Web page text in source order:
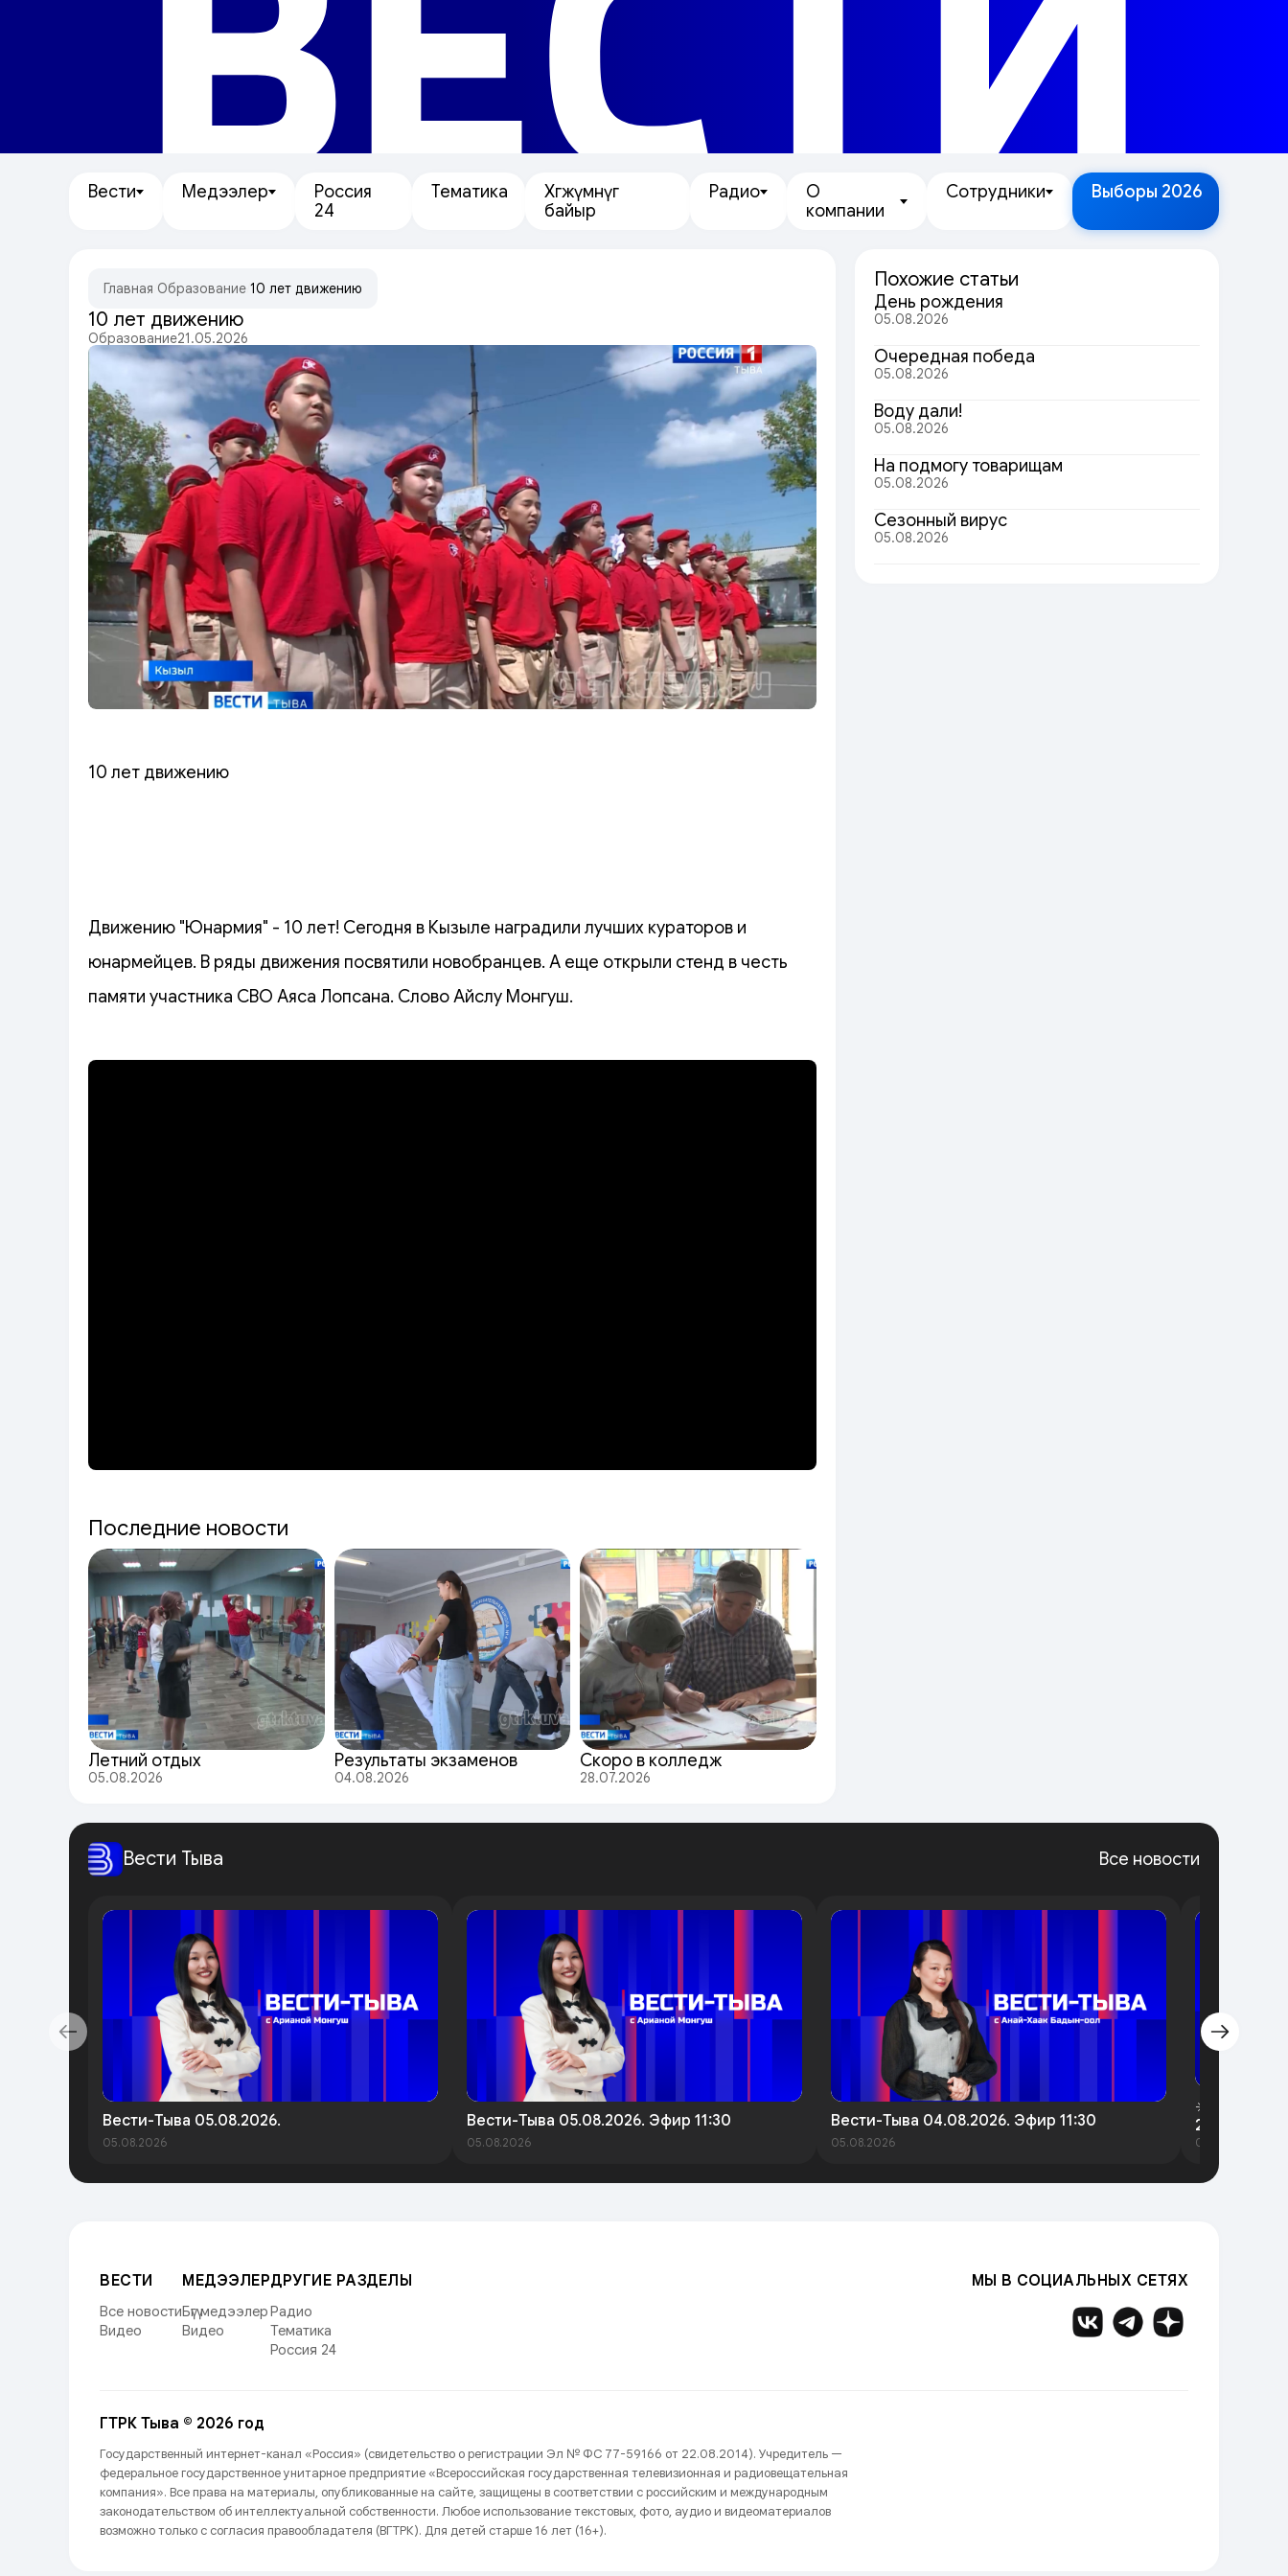
ВЕСТИ
Вести Медээлер
Россия
24
Тематика
Хөгжүмнүг
байыр
Радио
О
компании
Сотрудники Выборы 2026
Главная Образование 10 лет движению
10 лет движению
Образование21.05.2026
10 лет движению
Движению "Юнармия" - 10 лет! Сегодня в Кызыле наградили лучших кураторов и
юнармейцев. В ряды движения посвятили новобранцев. А еще открыли стенд в честь
памяти участника СВО Аяса Лопсана. Слово Айслу Монгуш.
Последние новости
Летний отдых
05.08.2026
Результаты экзаменов
04.08.2026
Скоро в колледж
28.07.2026
Похожие статьи
День рождения
05.08.2026
Очередная победа
05.08.2026
Воду дали!
05.08.2026
На подмогу товарищам
05.08.2026
Сезонный вирус
05.08.2026
Вести Тыва Все новости
Вести-Тыва 05.08.2026.
05.08.2026
Вести-Тыва 05.08.2026. Эфир 11:30
05.08.2026
Вести-Тыва 04.08.2026. Эфир 11:30
05.08.2026
☀️Утренний
2026 года
05.08.2026
ВЕСТИ
Все новости
Видео
МЕДЭЭЛЕР
Бүгү медээлер
Видео
ДРУГИЕ РАЗДЕЛЫ
Радио
Тематика
Россия 24
МЫ В СОЦИАЛЬНЫХ СЕТЯХ
ГТРК Тыва © 2026 год
Государственный интернет-канал «Россия» (свидетельство о регистрации Эл № ФС 77-59166 от 22.08.2014). Учредитель —
федеральное государственное унитарное предприятие «Всероссийская государственная телевизионная и радиовещательная
компания». Все права на материалы, опубликованные на сайте, защищены в соответствии с российским и международным
законодательством об интеллектуальной собственности. Любое использование текстовых, фото, аудио и видеоматериалов
возможно только с согласия правообладателя (ВГТРК). Для детей старше 16 лет (16+).